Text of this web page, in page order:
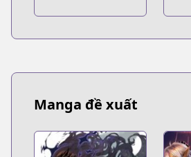
Manga đề xuất